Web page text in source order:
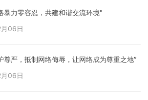
暴力零容忍，共建和谐交流环境"
06日
尊严，抵制网络侮辱，让网络成为尊重之地”
06日